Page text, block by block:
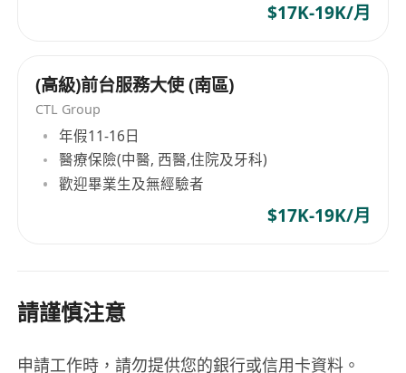
$17K-19K/月
(高級)前台服務大使 (南區)
CTL Group
年假11-16日
醫療保險(中醫, 西醫,住院及牙科)
歡迎畢業生及無經驗者
$17K-19K/月
請謹慎注意
申請工作時，請勿提供您的銀行或信用卡資料。